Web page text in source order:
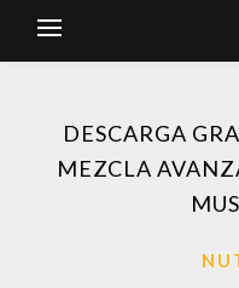
DESCARGA
MEZCLA